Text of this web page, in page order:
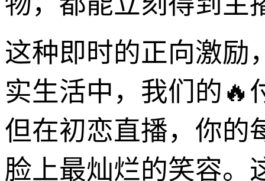
这种即时的正向激励
实生活中，我们的🔥
但在初恋直播，你的
脸上最灿烂的笑容。